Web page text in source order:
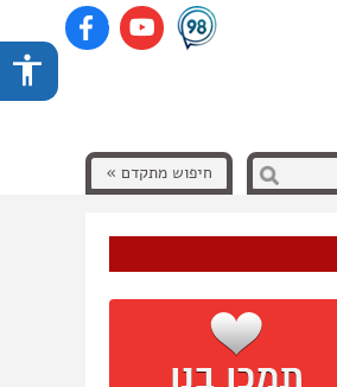
חיפוש מתקדם »